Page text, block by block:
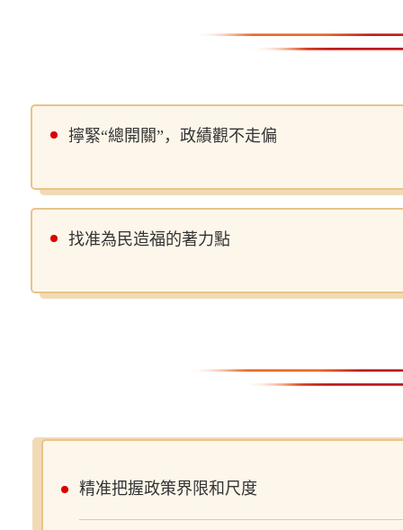
擰緊“總開關”，政績觀不走偏
找准為民造福的著力點
精准把握政策界限和尺度